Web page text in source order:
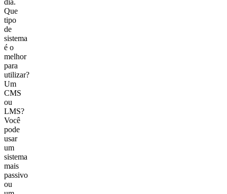
Que
tipo
de
sistema
é o
melhor
para
utilizar?
Um
CMS
ou
LMS?
Você
pode
usar
um
sistema
mais
passivo
ou